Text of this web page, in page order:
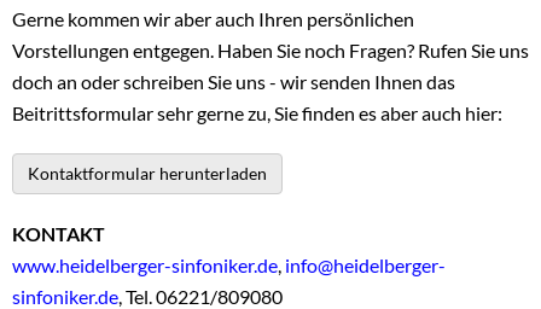
Gerne kommen wir aber auch Ihren persönlichen
Vorstellungen entgegen. Haben Sie noch Fragen? Rufen Sie uns
doch an oder schreiben Sie uns - wir senden Ihnen das
Beitrittsformular sehr gerne zu, Sie finden es aber auch hier:
Kontaktformular herunterladen
KONTAKT
www.heidelberger-sinfoniker.de, info@heidelberger-
sinfoniker.de, Tel. 06221/809080